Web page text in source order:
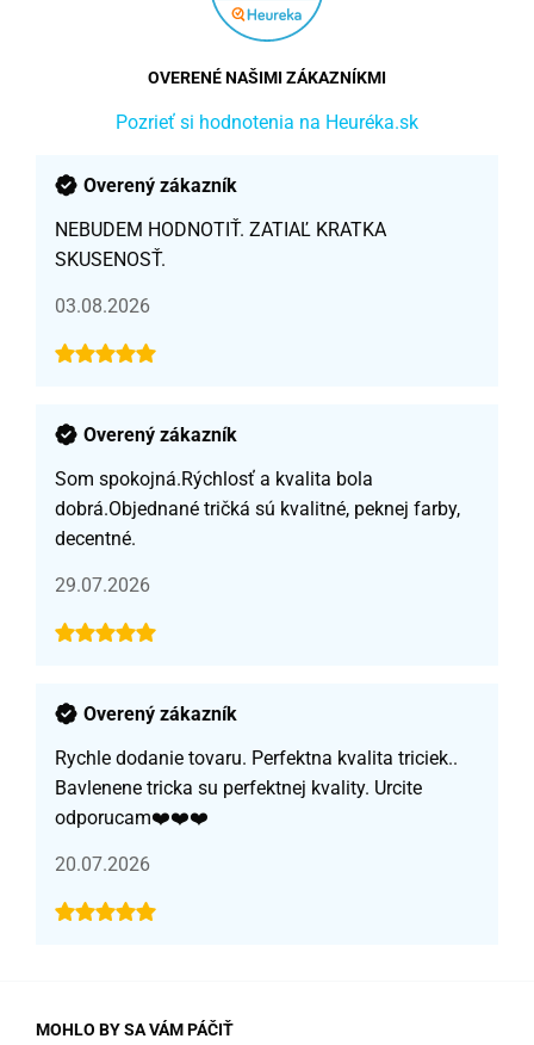
OVERENÉ NAŠIMI ZÁKAZNÍKMI
Pozrieť si hodnotenia na Heuréka.sk
Overený zákazník
NEBUDEM HODNOTIŤ. ZATIAĽ KRATKA
SKUSENOSŤ.
03.08.2026
Overený zákazník
Som spokojná.Rýchlosť a kvalita bola
dobrá.Objednané tričká sú kvalitné, peknej farby,
decentné.
29.07.2026
Overený zákazník
Rychle dodanie tovaru. Perfektna kvalita triciek..
Bavlenene tricka su perfektnej kvality. Urcite
odporucam❤️❤️❤️
20.07.2026
MOHLO BY SA VÁM PÁČIŤ